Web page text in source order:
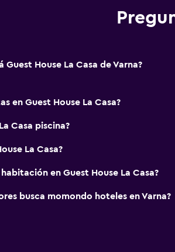
en el alojamiento
auxilios
Guest House La Casa de Varna?
en Guest House La Casa?
Casa piscina?
La Casa?
en Guest House La Casa?
busca momondo hoteles en Varna?